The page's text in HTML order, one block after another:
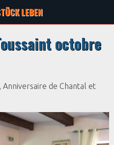
LEBEN
octobre
Anniversaire de Chantal et